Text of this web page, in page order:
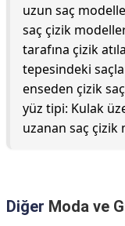
uzun saç
saç çizik
tarafına çizik
tepesindeki
enseden çizik
yüz tipi: Kulak
uzanan saç çizik
Diğer Moda ve